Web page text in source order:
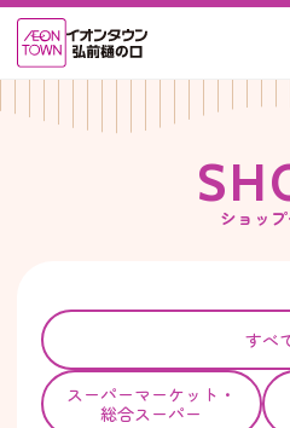
SH
ショッ
すべ
スーパーマーケット・
総合スーパー